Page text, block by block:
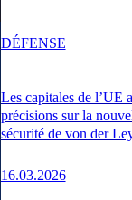
Les capitales de l’UE
précisions sur la
sécurité de von der
16.03.2026
DÉFENSE